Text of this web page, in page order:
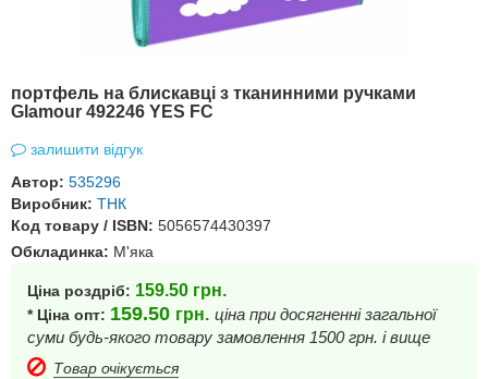
портфель на блискавці з тканинними ручками
Glamour 492246 YES FC
залишити відгук
Автор: 535296
Виробник: ТНК
Код товару / ISBN: 5056574430397
Обкладинка: М'яка
Ціна роздріб: 159.50 грн.
* Ціна опт: 159.50 грн. ціна при досягненні загальної
суми будь-якого товару замовлення 1500 грн. і вище
Товар очікується